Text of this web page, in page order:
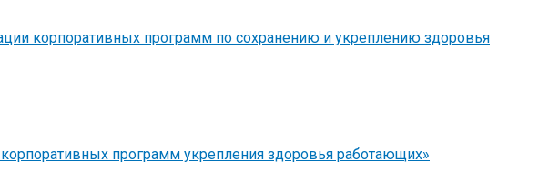
корпоративных программ по сохранению и укреплению здоровья
программ укрепления здоровья работающих»